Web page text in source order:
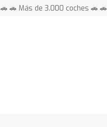
🚗 🚗 Más de 3.000 coches 🚗 🚗